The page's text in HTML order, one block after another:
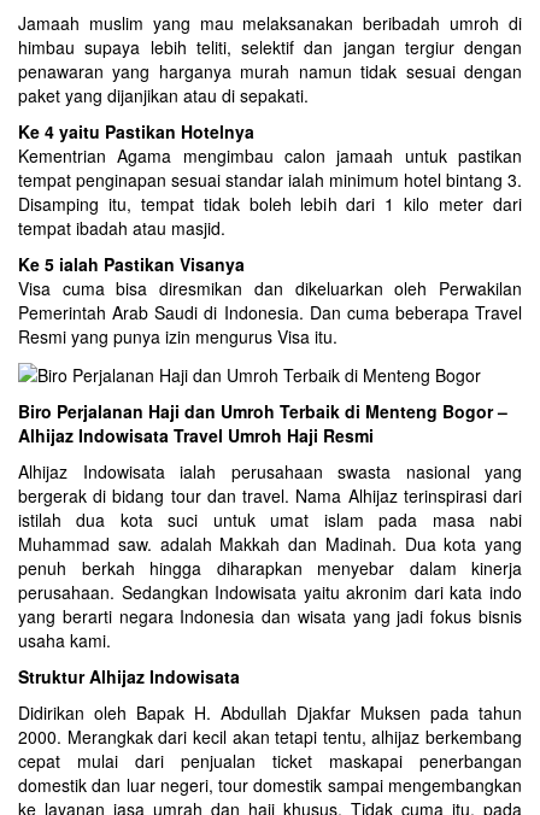
Jamaah muslim yang mau melaksanakan beribadah umroh di
himbau supaya lebih teliti, selektif dan jangan tergiur dengan
penawaran yang harganya murah namun tidak sesuai dengan
paket yang dijanjikan atau di sepakati.
Ke 4 yaitu Pastikan Hotelnya
Kementrian Agama mengimbau calon jamaah untuk pastikan
tempat penginapan sesuai standar ialah minimum hotel bintang 3.
Disamping itu, tempat tidak boleh lebih dari 1 kilo meter dari
tempat ibadah atau masjid.
Ke 5 ialah Pastikan Visanya
Visa cuma bisa diresmikan dan dikeluarkan oleh Perwakilan
Pemerintah Arab Saudi di Indonesia. Dan cuma beberapa Travel
Resmi yang punya izin mengurus Visa itu.
Biro Perjalanan Haji dan Umroh Terbaik di Menteng Bogor –
Alhijaz Indowisata Travel Umroh Haji Resmi
Alhijaz Indowisata ialah perusahaan swasta nasional yang
bergerak di bidang tour dan travel. Nama Alhijaz terinspirasi dari
istilah dua kota suci untuk umat islam pada masa nabi
Muhammad saw. adalah Makkah dan Madinah. Dua kota yang
penuh berkah hingga diharapkan menyebar dalam kinerja
perusahaan. Sedangkan Indowisata yaitu akronim dari kata indo
yang berarti negara Indonesia dan wisata yang jadi fokus bisnis
usaha kami.
Struktur Alhijaz Indowisata
Didirikan oleh Bapak H. Abdullah Djakfar Muksen pada tahun
2000. Merangkak dari kecil akan tetapi tentu, alhijaz berkembang
cepat mulai dari penjualan ticket maskapai penerbangan
domestik dan luar negeri, tour domestik sampai mengembangkan
ke layanan jasa umrah dan haji khusus. Tidak cuma itu, pada